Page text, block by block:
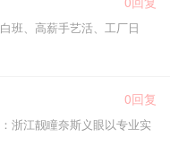
班、高薪手艺活、工厂日
0回复
浙江靓瞳奈斯义眼以专业实